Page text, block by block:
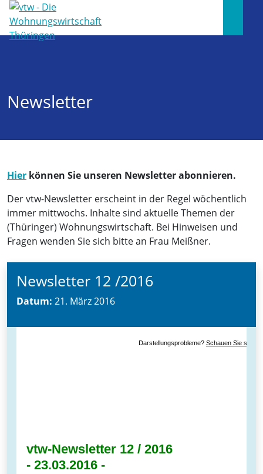
Newsletter
Hier können Sie unseren Newsletter abonnieren.
Der vtw-Newsletter erscheint in der Regel wöchentlich
immer mittwochs. Inhalte sind aktuelle Themen der
(Thüringer) Wohnungswirtschaft. Bei Hinweisen und
Fragen wenden Sie sich bitte an Frau Meißner.
Newsletter 12 /2016
Datum: 21. März 2016